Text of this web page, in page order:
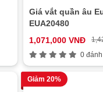
Giá vắt quần âu
EUA20480
1,071,000 VNĐ
0
Giảm 20%